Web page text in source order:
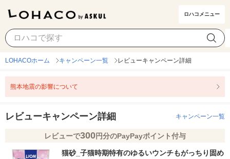
ロハコメニュー
LOHACOホーム キャンペーン一覧 レビューキャンペーン詳細
熊本地震の影響について
レビューキャンペーン詳細 キャンペーン一覧
レビューで300円分のPayPayポイント付与
猫砂_子猫時期特有のゆるいウンチもがっちり固め